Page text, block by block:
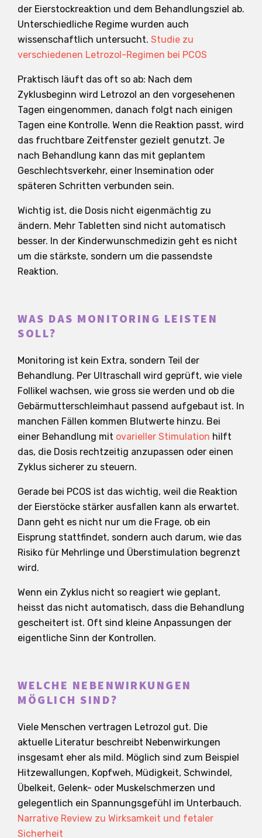
der Eierstockreaktion und dem Behandlungsziel ab.
Unterschiedliche Regime wurden auch
wissenschaftlich untersucht. Studie zu
verschiedenen Letrozol-Regimen bei PCOS
Praktisch läuft das oft so ab: Nach dem
Zyklusbeginn wird Letrozol an den vorgesehenen
Tagen eingenommen, danach folgt nach einigen
Tagen eine Kontrolle. Wenn die Reaktion passt, wird
das fruchtbare Zeitfenster gezielt genutzt. Je
nach Behandlung kann das mit geplantem
Geschlechtsverkehr, einer Insemination oder
späteren Schritten verbunden sein.
Wichtig ist, die Dosis nicht eigenmächtig zu
ändern. Mehr Tabletten sind nicht automatisch
besser. In der Kinderwunschmedizin geht es nicht
um die stärkste, sondern um die passendste
Reaktion.
WAS DAS MONITORING LEISTEN
SOLL?
Monitoring ist kein Extra, sondern Teil der
Behandlung. Per Ultraschall wird geprüft, wie viele
Follikel wachsen, wie gross sie werden und ob die
Gebärmutterschleimhaut passend aufgebaut ist. In
manchen Fällen kommen Blutwerte hinzu. Bei
einer Behandlung mit ovarieller Stimulation hilft
das, die Dosis rechtzeitig anzupassen oder einen
Zyklus sicherer zu steuern.
Gerade bei PCOS ist das wichtig, weil die Reaktion
der Eierstöcke stärker ausfallen kann als erwartet.
Dann geht es nicht nur um die Frage, ob ein
Eisprung stattfindet, sondern auch darum, wie das
Risiko für Mehrlinge und Überstimulation begrenzt
wird.
Wenn ein Zyklus nicht so reagiert wie geplant,
heisst das nicht automatisch, dass die Behandlung
gescheitert ist. Oft sind kleine Anpassungen der
eigentliche Sinn der Kontrollen.
WELCHE NEBENWIRKUNGEN
MÖGLICH SIND?
Viele Menschen vertragen Letrozol gut. Die
aktuelle Literatur beschreibt Nebenwirkungen
insgesamt eher als mild. Möglich sind zum Beispiel
Hitzewallungen, Kopfweh, Müdigkeit, Schwindel,
Übelkeit, Gelenk- oder Muskelschmerzen und
gelegentlich ein Spannungsgefühl im Unterbauch.
Narrative Review zu Wirksamkeit und fetaler
Sicherheit